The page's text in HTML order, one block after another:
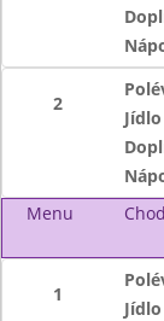
2
Jídlo
Menu
Chod
1
Jídlo